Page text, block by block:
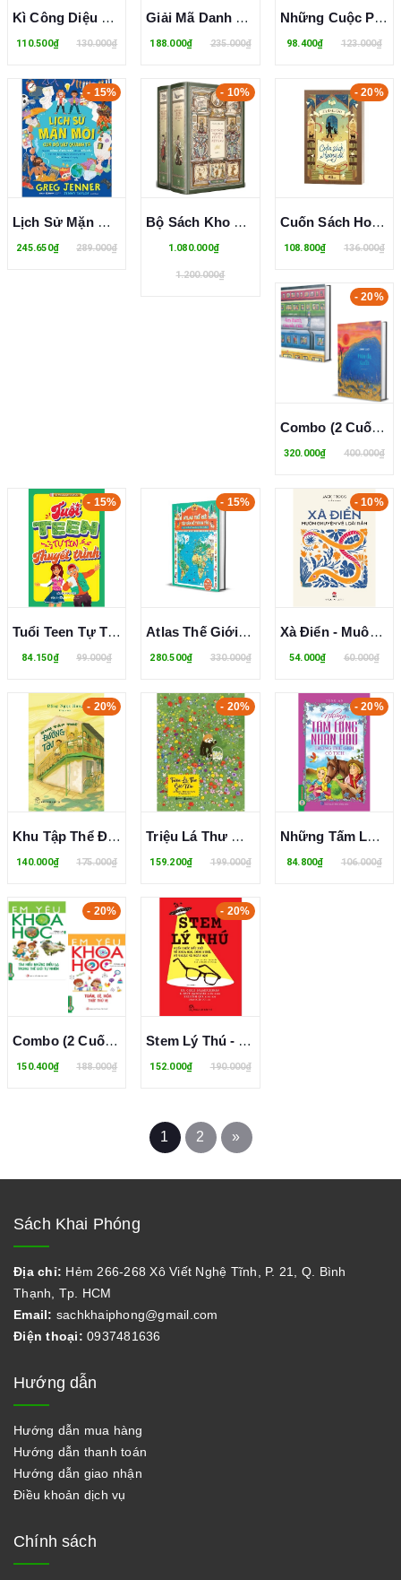
Kì Công Diệu Nghệ - Một Số Kĩ Thuật Và Công Nghệ Trên Dải Đất Hình Chữ S Trước Thế Kỉ XX
110.500₫ 130.000₫
Giải Mã Danh Tác - Cẩm Nang Phân Tích Tác Phẩm Nghệ Thuật Dành Cho Trẻ Em (Bìa Cứng)
188.000₫ 235.000₫
Những Cuộc Phiêu Lưu Của Pinocchio - Câu Chuyện Về Một Chú Rối Gỗ
98.400₫ 123.000₫
- 15%
Lịch Sử Mặn Mòi Của Đồ Vật Quanh Ta (Bìa Cứng)
245.650₫ 289.000₫
- 10%
Bộ Sách Kho Tàng Truyện Cổ Tích Việt Nam (Bộ 2 Quyển)
1.080.000₫
1.200.000₫
- 20%
Cuốn Sách Hoang Dã (Juan Villoro)
108.800₫ 136.000₫
- 20%
Combo (2 Cuốn Sách) Âm Thanh Của Sắc Màu + Hòn Đá Xanh (Bìa Cứng) Jimmy Liao
320.000₫ 400.000₫
- 15%
Tuổi Teen Tự Tin Thuyết Trình (Bùi Thị Ngọc Thu)
84.150₫ 99.000₫
- 15%
Atlas Thế Giới - Tập Bản Đồ Tương Tác (Bìa Cứng) Julie Mercier
280.500₫ 330.000₫
- 10%
Xà Điển - Muôn Chuyện Về Loài Rắn (Jack Frogg)
54.000₫ 60.000₫
- 20%
Khu Tập Thể Đường Tàu (Đặng Ngọc Hưng)
140.000₫ 175.000₫
- 20%
Triệu Lá Thư Gửi Mẹ (Bìa Cứng) Mu Ye, You Ya
159.200₫ 199.000₫
- 20%
Những Tấm Lòng Nhân Hậu Trong Thế Giới Cổ Tích (Tùng An)
84.800₫ 106.000₫
- 20%
Combo (2 Cuốn Sách) Em Yêu Khoa Học (Tùng An)
150.400₫ 188.000₫
- 20%
Stem Lý Thú - Kiến Thức Bất Ngờ Về Khoa Học, Công Nghệ, Kỹ Thuật Và Toán Học (Andrew Matthews)
152.000₫ 190.000₫
1 2 »
Sách Khai Phóng
Địa chỉ: Hẻm 266-268 Xô Viết Nghệ Tĩnh, P. 21, Q. Bình
Thạnh, Tp. HCM
Email: sachkhaiphong@gmail.com
Điện thoại: 0937481636
Hướng dẫn
Hướng dẫn mua hàng
Hướng dẫn thanh toán
Hướng dẫn giao nhận
Điều khoản dịch vụ
Chính sách